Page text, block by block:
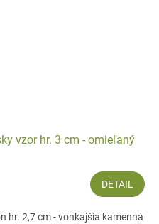
vzor hr. 3 cm - omieľaný
DETAIL
hr. 2,7 cm - vonkajšia kamenná